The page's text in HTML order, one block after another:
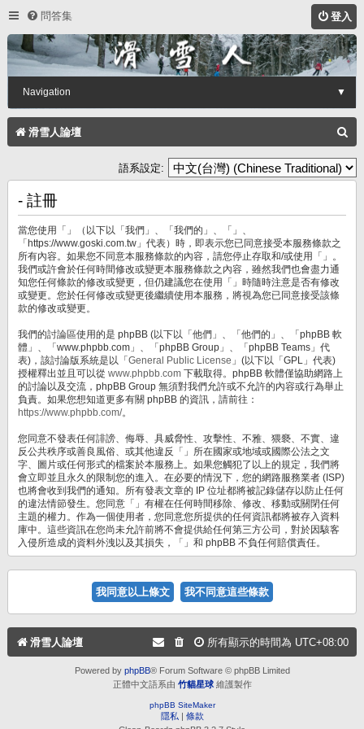
問答集 登入
Navigation ▼
滑雪人論壇
尋
語系設定:
- 註冊
當您使用「」（以下以「我們」、「我們的」、「」、
「https://www.goski.com.tw」代表）時，即表示您已同意接受本服務條款之
所有內容。如果您不同意本服務條款的內容，請您停止存取和/或使用「」。
我們或許會於任何時間修改或變更本服務條款之內容，雖然我們也會盡力通
知您任何條款的修改或變更，但仍建議您在使用「」時隨時注意是否有修改
或變更。您於任何修改或變更後繼續使用本服務，將視為您已同意接受該條
款的修改或變更。
我們的討論區使用的是 phpBB (以下以「他們」、「他們的」、「phpBB 軟
體」、「www.phpbb.com」、「phpBB Group」、「phpBB Teams」代
表)，該討論版系統是以「General Public License 」(以下以「GPL」代表)
授權釋出並且可以從 www.phpbb.com 下載取得。phpBB 軟體僅協助網路上
的討論以及交流，phpBB Group 無須對我們允許或不允許的內容或行為舉止
負責。如果您想知道更多有關 phpBB 的資訊，請前往：
https://www.phpbb.com/。
您同意不發表任何誹謗、侮辱、具威脅性、攻擊性、不雅、猥褻、不實、違
反公共秩序或善良風俗、或其他違反「」所在國家或地域或國際公法之文
字、圖片或任何形式的檔案於本服務上。如果您觸犯了以上的規定，我們將
會立即並且永久的限制您的進入。在必要的情況下，您的網路服務業者 (ISP)
也將會收到我們的通知。所有發表文章的 IP 位址都將被記錄儲存以防止任何
的違法情節發生。您同意「」有權在任何時間移除、修改、移動或關閉任何
主題的權力。作為一個使用者，您同意您所提供的任何資訊都將被存入資料
庫中。這些資訊在您尚未允許前將不會提供給任何第三方公司，對於因駭客
入侵所造成的資料外洩以及其損失，「」和 phpBB 不負任何賠償責任。
滑雪人論壇 所有顯示的時間為 UTC+08:00
Powered by phpBB® Forum Software © phpBB Limited
正體中文語系由 竹貓星球維護製作
phpBB SiteMaker
隱私 | 條款